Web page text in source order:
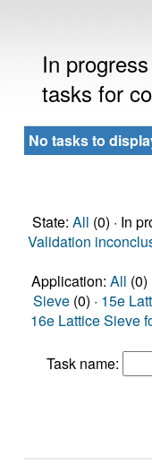
In
tasks for
No tasks to
State: All (0) · In
Validation
Application: All (0)
Sieve (0) · 15e
16e Lattice Sieve
Task name: